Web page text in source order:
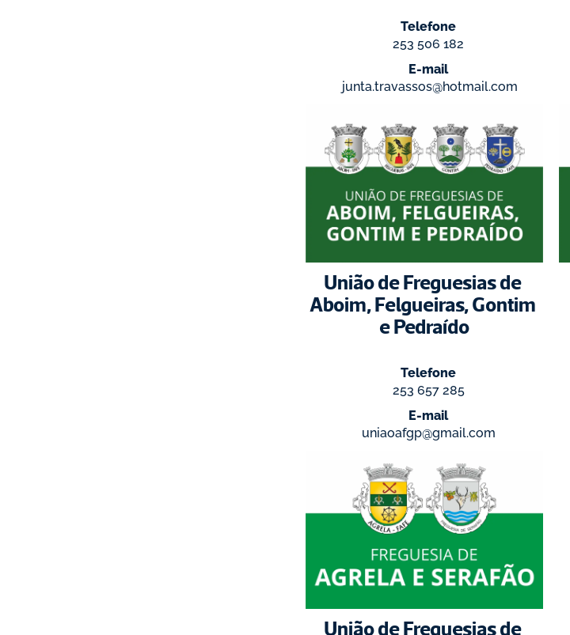
Telefone
253 506 182
E-mail
junta.travassos@hotmail.com
União de Freguesias de
Aboim, Felgueiras, Gontim
e Pedraído
Telefone
253 657 285
E-mail
uniaoafgp@gmail.com
União de Freguesias de